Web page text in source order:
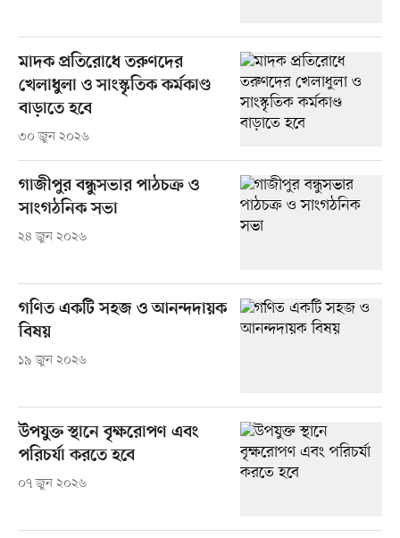
মাদক প্রতিরোধে তরুণদের
খেলাধুলা ও সাংস্কৃতিক কর্মকাণ্ড
বাড়াতে হবে
৩০ জুন ২০২৬
গাজীপুর বন্ধুসভার পাঠচক্র ও
সাংগঠনিক সভা
২৪ জুন ২০২৬
গণিত একটি সহজ ও আনন্দদায়ক
বিষয়
১৯ জুন ২০২৬
উপযুক্ত স্থানে বৃক্ষরোপণ এবং
পরিচর্যা করতে হবে
০৭ জুন ২০২৬